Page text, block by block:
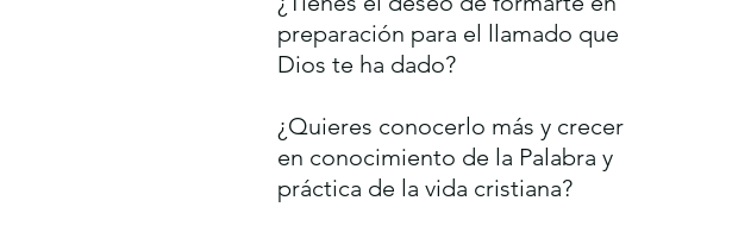
preparación para el llamado que
Dios te ha dado?
¿Quieres conocerlo más y crecer
en conocimiento de la Palabra y
práctica de la vida cristiana?